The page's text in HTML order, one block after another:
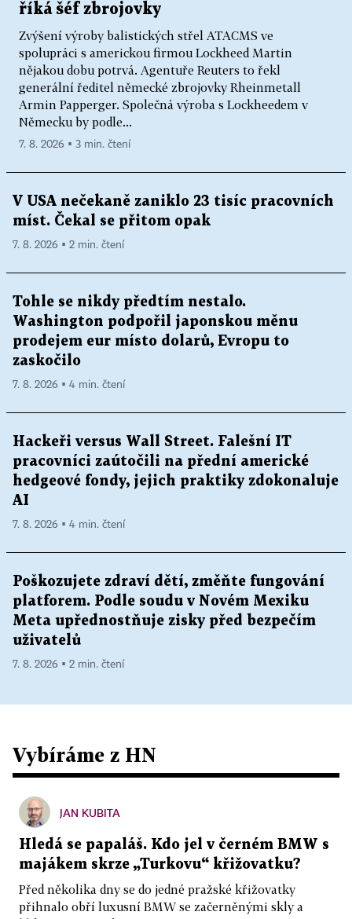
říká šéf zbrojovky
Zvýšení výroby balistických střel ATACMS ve
spolupráci s americkou firmou Lockheed Martin
nějakou dobu potrvá. Agentuře Reuters to řekl
generální ředitel německé zbrojovky Rheinmetall
Armin Papperger. Společná výroba s Lockheedem v
Německu by podle...
7. 8. 2026 ▪ 3 min. čtení
V USA nečekaně zaniklo 23 tisíc pracovních
míst. Čekal se přitom opak
7. 8. 2026 ▪ 2 min. čtení
Tohle se nikdy předtím nestalo.
Washington podpořil japonskou měnu
prodejem eur místo dolarů, Evropu to
zaskočilo
7. 8. 2026 ▪ 4 min. čtení
Hackeři versus Wall Street. Falešní IT
pracovníci zaútočili na přední americké
hedgeové fondy, jejich praktiky zdokonaluje
AI
7. 8. 2026 ▪ 4 min. čtení
Poškozujete zdraví dětí, změňte fungování
platforem. Podle soudu v Novém Mexiku
Meta upřednostňuje zisky před bezpečím
uživatelů
7. 8. 2026 ▪ 2 min. čtení
Vybíráme z HN
JAN KUBITA
Hledá se papaláš. Kdo jel v černém BMW s
majákem skrze „Turkovu“ křižovatku?
Před několika dny se do jedné pražské křižovatky
přihnalo obří luxusní BMW se začerněnými skly a